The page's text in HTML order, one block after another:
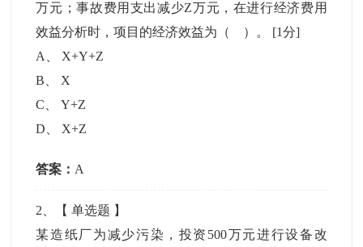
万元；事故费用支出减少Z万元，在进行经济费用
效益分析时，项目的经济效益为（ ）。 [1分]
A
X+Y+Z
B
X
C 、Y+Z
D
X+Z
答案： A
2 、【单选题 】
某造纸厂为减少污染，投资500万元进行设备改